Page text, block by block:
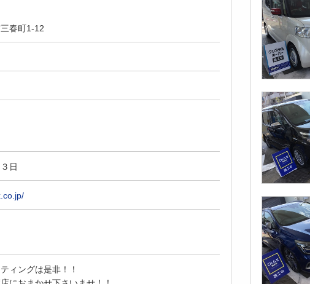
春町1-12
日
ィングは是非！！